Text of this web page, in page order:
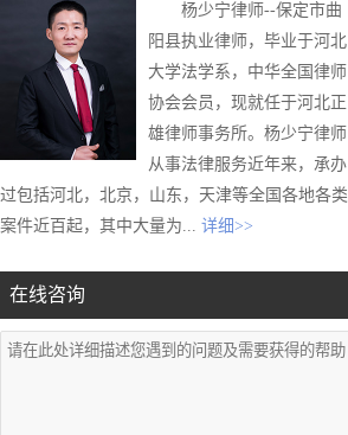
杨少宁律师--保定市曲
阳县执业律师，毕业于河北
大学法学系，中华全国律师
协会会员，现就任于河北正
雄律师事务所。杨少宁律师
从事法律服务近年来，承办
过包括河北，北京，山东，天津等全国各地各类
案件近百起，其中大量为... 详细>>
在线咨询